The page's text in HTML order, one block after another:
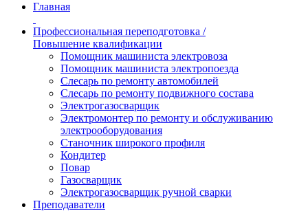
Главная
Профессиональная переподготовка /
Повышение квалификации
Помощник машиниста электровоза
Помощник машиниста электропоезда
Слесарь по ремонту автомобилей
Слесарь по ремонту подвижного состава
Электрогазосварщик
Электромонтер по ремонту и обслуживанию
электрооборудования
Станочник широкого профиля
Кондитер
Повар
Газосварщик
Электрогазосварщик ручной сварки
Преподаватели